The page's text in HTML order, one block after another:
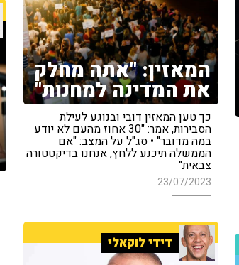
המאזין: "אתה מחלק
את המדינה למחנות"
כך טען המאזין דובי ובנוגע לעילת
הסבירות, אמר: "30 אחוז מהעם לא יודע
במה מדובר" • סג"ל על המצב: "אם
הממשלה תיכנע ללחץ, אנחנו בדיקטטורה
צבאית"
23/07/2023
דידי לוקאלי